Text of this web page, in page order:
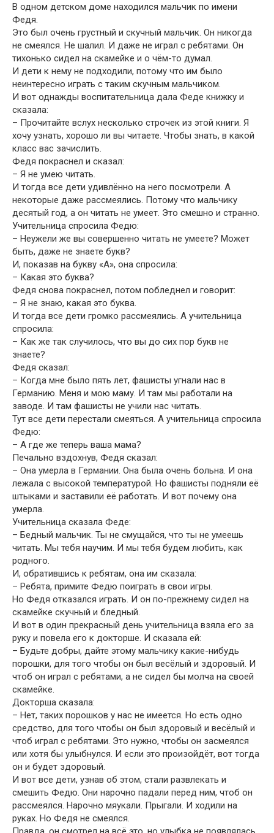
В одном детском доме находился мальчик по имени
Федя.
Это был очень грустный и скучный мальчик. Он никогда
не смеялся. Не шалил. И даже не играл с ребятами. Он
тихонько сидел на скамейке и о чём-то думал.
И дети к нему не подходили, потому что им было
неинтересно играть с таким скучным мальчиком.
И вот однажды воспитательница дала Феде книжку и
сказала:
– Прочитайте вслух несколько строчек из этой книги. Я
хочу узнать, хорошо ли вы читаете. Чтобы знать, в какой
класс вас зачислить.
Федя покраснел и сказал:
– Я не умею читать.
И тогда все дети удивлённо на него посмотрели. А
некоторые даже рассмеялись. Потому что мальчику
десятый год, а он читать не умеет. Это смешно и странно.
Учительница спросила Федю:
– Неужели же вы совершенно читать не умеете? Может
быть, даже не знаете букв?
И, показав на букву «А», она спросила:
– Какая это буква?
Федя снова покраснел, потом побледнел и говорит:
– Я не знаю, какая это буква.
И тогда все дети громко рассмеялись. А учительница
спросила:
– Как же так случилось, что вы до сих пор букв не
знаете?
Федя сказал:
– Когда мне было пять лет, фашисты угнали нас в
Германию. Меня и мою маму. И там мы работали на
заводе. И там фашисты не учили нас читать.
Тут все дети перестали смеяться. А учительница спросила
Федю:
– А где же теперь ваша мама?
Печально вздохнув, Федя сказал:
– Она умерла в Германии. Она была очень больна. И она
лежала с высокой температурой. Но фашисты подняли её
штыками и заставили её работать. И вот почему она
умерла.
Учительница сказала Феде:
– Бедный мальчик. Ты не смущайся, что ты не умеешь
читать. Мы тебя научим. И мы тебя будем любить, как
родного.
И, обратившись к ребятам, она им сказала:
– Ребята, примите Федю поиграть в свои игры.
Но Федя отказался играть. И он по-прежнему сидел на
скамейке скучный и бледный.
И вот в один прекрасный день учительница взяла его за
руку и повела его к докторше. И сказала ей:
– Будьте добры, дайте этому мальчику какие-нибудь
порошки, для того чтобы он был весёлый и здоровый. И
чтоб он играл с ребятами, а не сидел бы молча на своей
скамейке.
Докторша сказала:
– Нет, таких порошков у нас не имеется. Но есть одно
средство, для того чтобы он был здоровый и весёлый и
чтоб играл с ребятами. Это нужно, чтобы он засмеялся
или хотя бы улыбнулся. И если это произойдёт, вот тогда
он и будет здоровый.
И вот все дети, узнав об этом, стали развлекать и
смешить Федю. Они нарочно падали перед ним, чтоб он
рассмеялся. Нарочно мяукали. Прыгали. И ходили на
руках. Но Федя не смеялся.